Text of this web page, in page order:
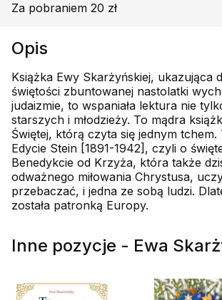
Za pobraniem 20 zł
Opis
Książka Ewy Skarżyńskiej, ukazująca
świętości zbuntowanej nastolatki
judaizmie, to wspaniała lektura nie
starszych i młodzieży. To mądra
Świętej, którą czyta się jednym tchem.
Edycie Stein [1891-1942], czyli o
Benedykcie od Krzyża, która także
odważnego miłowania Chrystusa,
przebaczać, i jedna ze sobą ludzi.
została patronką Europy.
Inne pozycje - Ewa